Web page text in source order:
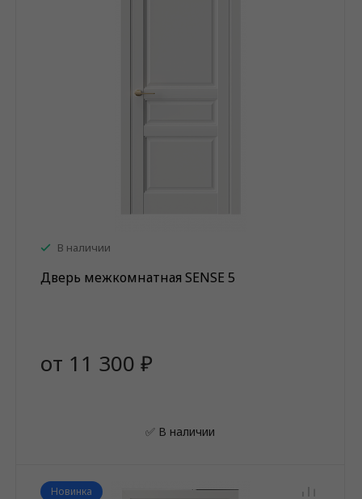
В наличии
Дверь межкомнатная SENSE 5
от 11 300 ₽
✅ В наличии
Новинка